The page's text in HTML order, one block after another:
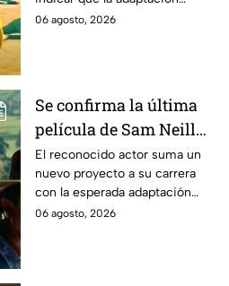
momento
podría ser cancelada:
06 agosto, 2026
Se confirma la última
película de Sam Neill
antes de morir: esto es
lo que se sabe hasta
ahora
El reconocido actor suma un
nuevo proyecto a su carrera
con la esperada adaptación
cinematográfica del popular
06 agosto, 2026